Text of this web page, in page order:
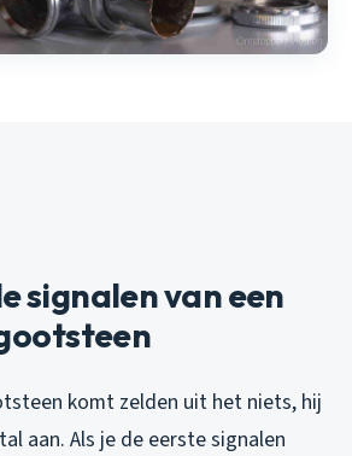
signalen van een
komt zelden uit het niets, hij
aan. Als je de eerste signalen